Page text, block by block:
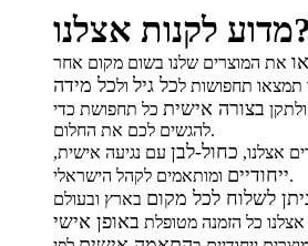
מדוע לקנות אצלנו?
תמצאו תחפושות לכל גיל ולכל מידה
בצורה אישית כל תחפושת כדי
להגשים לכם את החלום.
אצלנו, כחול-לבן עם נגיעה אישית,
ייחודייםומותאמים לקהל הישראלי.
לשלוח לכל מקום
אצלנו כל הזמנה מטופלת באופן אישי